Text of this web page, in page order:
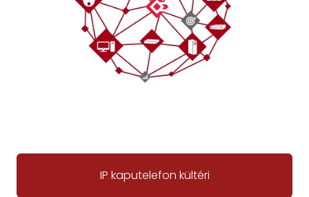
IP kaputelefon kültéri